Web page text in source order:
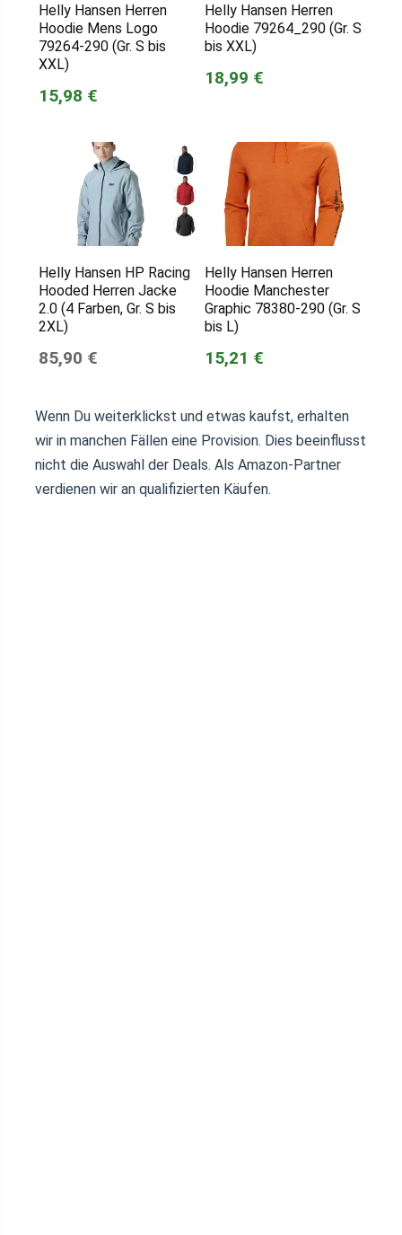
Helly Hansen Herren
Hoodie Mens Logo
79264-290 (Gr. S bis
XXL)
15,98 €
Helly Hansen Herren
Hoodie 79264_290 (Gr. S
bis XXL)
18,99 €
Helly Hansen HP Racing
Hooded Herren Jacke
2.0 (4 Farben, Gr. S bis
2XL)
85,90 €
Helly Hansen Herren
Hoodie Manchester
Graphic 78380-290 (Gr. S
bis L)
15,21 €
Wenn Du weiterklickst und etwas kaufst, erhalten
wir in manchen Fällen eine Provision. Dies beeinflusst
nicht die Auswahl der Deals. Als Amazon-Partner
verdienen wir an qualifizierten Käufen.